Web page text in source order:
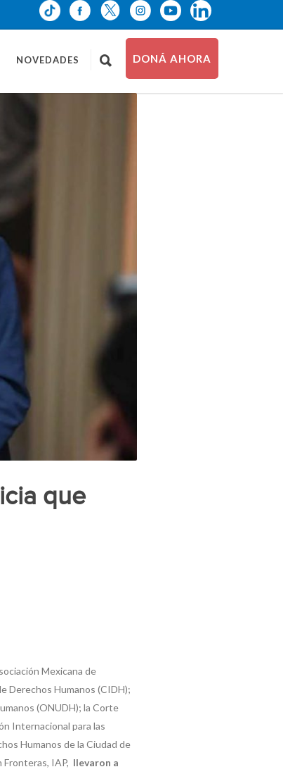
DONÁ AHORA
NOVEDADES
que
Mexicana de
Derechos Humanos (CIDH);
(ONUDH); la Corte
Internacional para las
Humanos de la Ciudad de
Fronteras, IAP, llevaron a